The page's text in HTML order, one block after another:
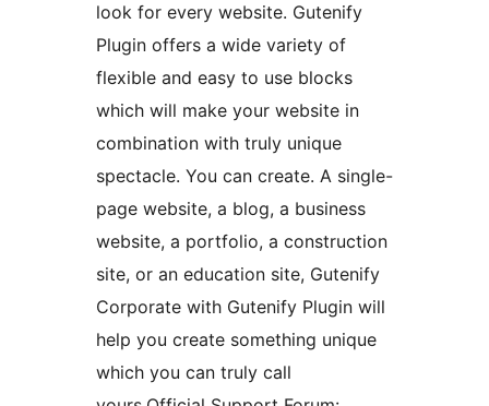
look for every website. Gutenify
Plugin offers a wide variety of
flexible and easy to use blocks
which will make your website in
combination with truly unique
spectacle. You can create. A single-
page website, a blog, a business
website, a portfolio, a construction
site, or an education site, Gutenify
Corporate with Gutenify Plugin will
help you create something unique
which you can truly call